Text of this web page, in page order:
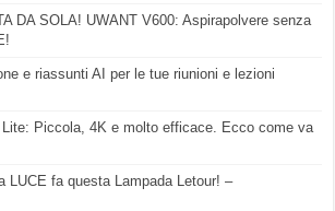
DA SOLA! UWANT V600: Aspirapolvere senza
e riassunti AI per le tue riunioni e lezioni
Lite: Piccola, 4K e molto efficace. Ecco come va
LUCE fa questa Lampada Letour! –